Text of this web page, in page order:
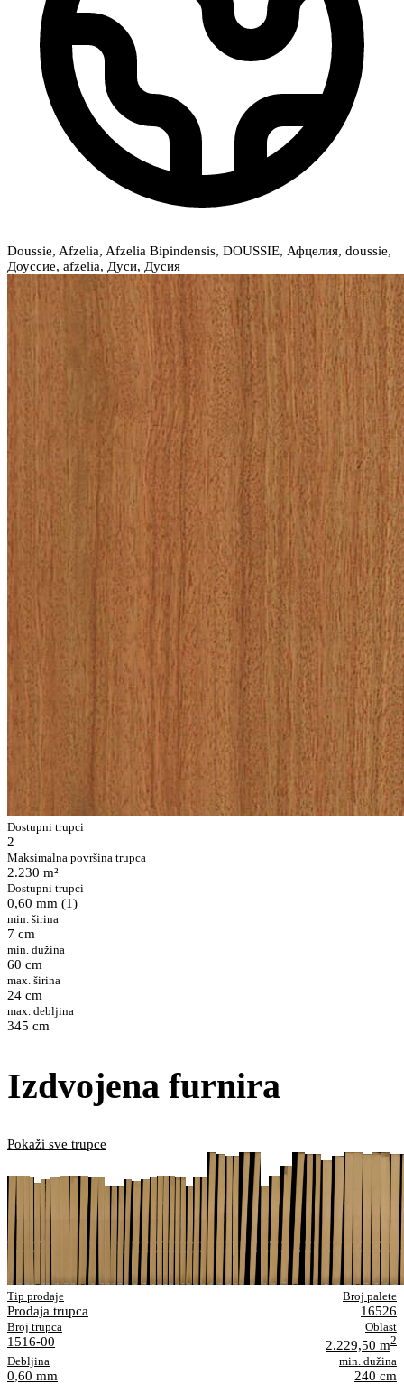
Doussie, Afzelia, Afzelia Bipindensis, DOUSSIE, Афцелия, doussie,
Доуссие, afzelia, Дуси, Дусия
Dostupni trupci
2
Maksimalna površina trupca
2.230 m²
Dostupni trupci
0,60 mm (1)
min. širina
7 cm
min. dužina
60 cm
max. širina
24 cm
max. debljina
345 cm
Izdvojena furnira
Pokaži sve trupce
Tip prodaje
Prodaja trupca
Broj palete
16526
Broj trupca
1516-00
Oblast
2.229,50 m2
Debljina
0,60 mm
min. dužina
240 cm